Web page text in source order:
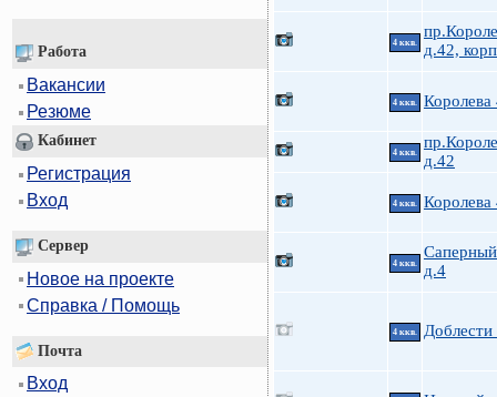
Работа
Вакансии
Резюме
Кабинет
Регистрация
Вход
Сервер
Новое на проекте
Справка / Помощь
Почта
Вход
4 ккв.
д.42,
4 ккв. Королева
4 ккв.
д.42
4 ккв. Королева
4 ккв.
д.4
4 ккв.